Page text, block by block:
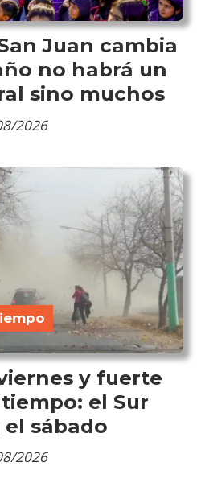
Juan cambia
no habrá un
sino muchos
2026
y fuerte
el Sur
sábado
2026